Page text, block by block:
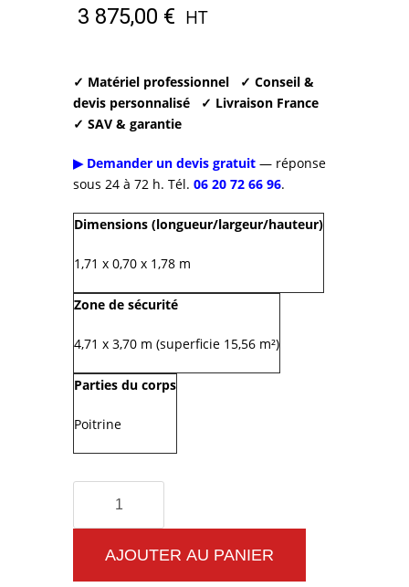
3 875,00 € HT
✓ Matériel professionnel
✓ Conseil &
devis personnalisé
✓ Livraison France
✓ SAV & garantie
▶ Demander un devis gratuit — réponse
sous 24 à 72 h. Tél. 06 20 72 66 96.
Dimensions (longueur/largeur/hauteur)
1,71 x 0,70 x 1,78 m
Zone de sécurité
4,71 x 3,70 m (superficie 15,56 m²)
Parties du corps
Poitrine
quantité
de
Appareil
de
AJOUTER AU PANIER